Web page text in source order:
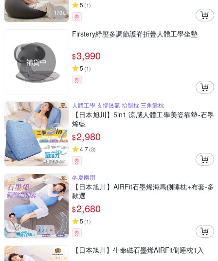
5 (1)
券
補貨中
Firstery紓壓多調節護脊折疊人體工學坐墊
$3,990
5 (1)
券
人體工學 支撐透氣 抬腿枕 三角靠枕
【日本旭川】5in1 涼感人體工學美姿靠墊-石墨
烯藍
$2,980
4.7(3)
券
冬夏兩用
【日本旭川】AIRFit石墨烯海馬側睡枕+布套-多
款選
$2,680
5 (1)
券
【日本旭川】生命磁石墨烯AIRFit側睡枕1入